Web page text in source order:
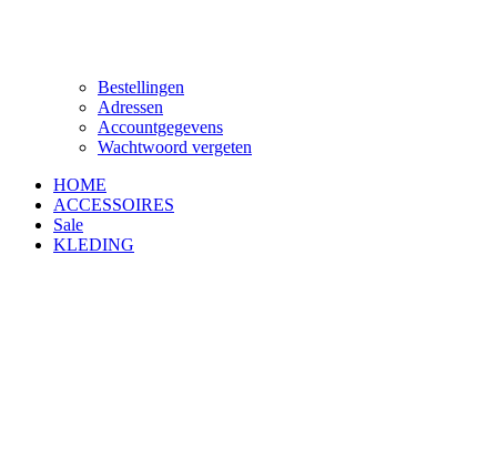
Bestellingen
Adressen
Accountgegevens
Wachtwoord vergeten
HOME
ACCESSOIRES
Sale
KLEDING